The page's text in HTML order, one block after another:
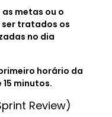
metas ou o
ser tratados os
no dia
horário da
minutos.
Review)